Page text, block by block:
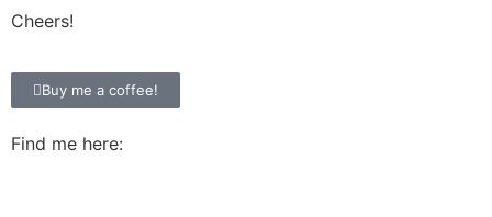
Cheers!
Buy me a coffee!
Find me here: